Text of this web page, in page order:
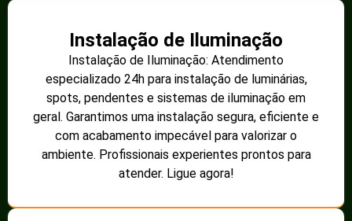
Instalação de Iluminação
Instalação de Iluminação: Atendimento
especializado 24h para instalação de luminárias,
spots, pendentes e sistemas de iluminação em
geral. Garantimos uma instalação segura, eficiente e
com acabamento impecável para valorizar o
ambiente. Profissionais experientes prontos para
atender. Ligue agora!